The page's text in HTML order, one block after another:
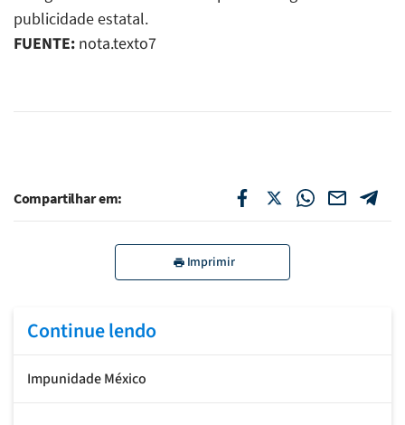
publicidade estatal.
FUENTE: nota.texto7
Compartilhar em:
Imprimir
Continue lendo
Impunidade México